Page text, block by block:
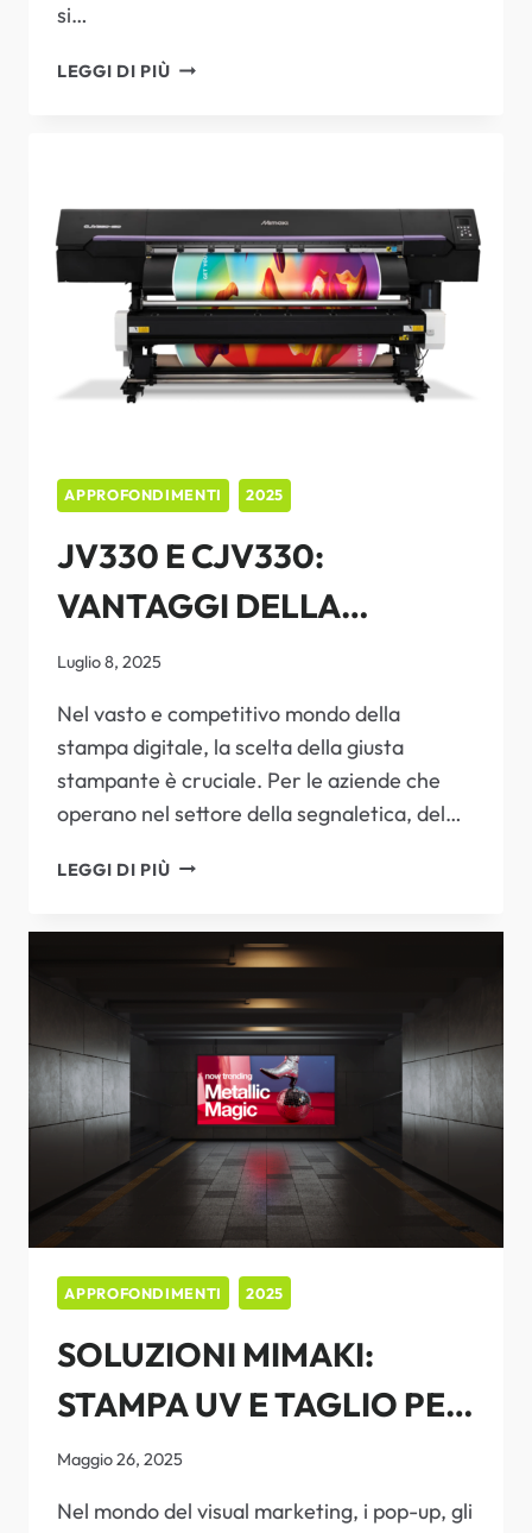
si…
LEGGI DI PIÙPERCHÉ
PIANO
MIMAKI
CFX:
PRECISIONE,
VERSATILITÀ
E
APPROFONDIMENTI 2025
JV330 E CJV330:
VANTAGGI DELLA
STAMPA ECO-SOLVENTE
MIMAKI
Luglio 8, 2025
Nel vasto e competitivo mondo della
stampa digitale, la scelta della giusta
stampante è cruciale. Per le aziende che
operano nel settore della segnaletica, del…
LEGGI DI PIÙJV330
VANTAGGI
DELLA
STAMPA
ECO-
SOLVENTE
MIMAKI
APPROFONDIMENTI 2025
SOLUZIONI MIMAKI:
STAMPA UV E TAGLIO PER
ESPOSITORI
Maggio 26, 2025
Nel mondo del visual marketing, i pop-up, gli